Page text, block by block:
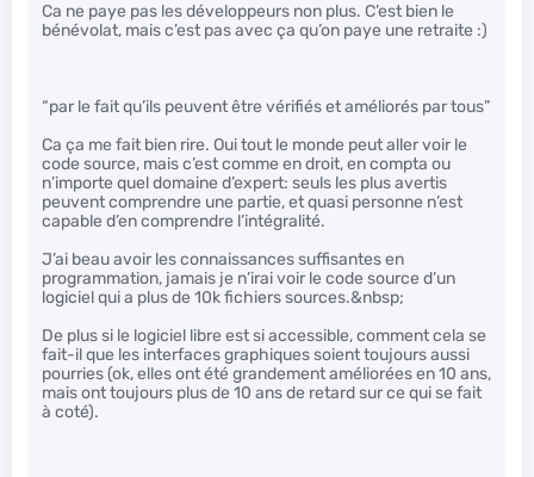
Ca ne paye pas les développeurs non plus. C’est bien le
bénévolat, mais c’est pas avec ça qu’on paye une retraite :)
“par le fait qu’ils peuvent être vérifiés et améliorés par tous”
Ca ça me fait bien rire. Oui tout le monde peut aller voir le
code source, mais c’est comme en droit, en compta ou
n’importe quel domaine d’expert: seuls les plus avertis
peuvent comprendre une partie, et quasi personne n’est
capable d’en comprendre l’intégralité.
J’ai beau avoir les connaissances suffisantes en
programmation, jamais je n’irai voir le code source d’un
logiciel qui a plus de 10k fichiers sources.&nbsp;
De plus si le logiciel libre est si accessible, comment cela se
fait-il que les interfaces graphiques soient toujours aussi
pourries (ok, elles ont été grandement améliorées en 10 ans,
mais ont toujours plus de 10 ans de retard sur ce qui se fait
à coté).